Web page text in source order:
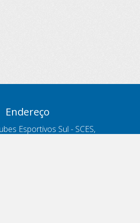
Endereço
Esportivos Sul - SCES,